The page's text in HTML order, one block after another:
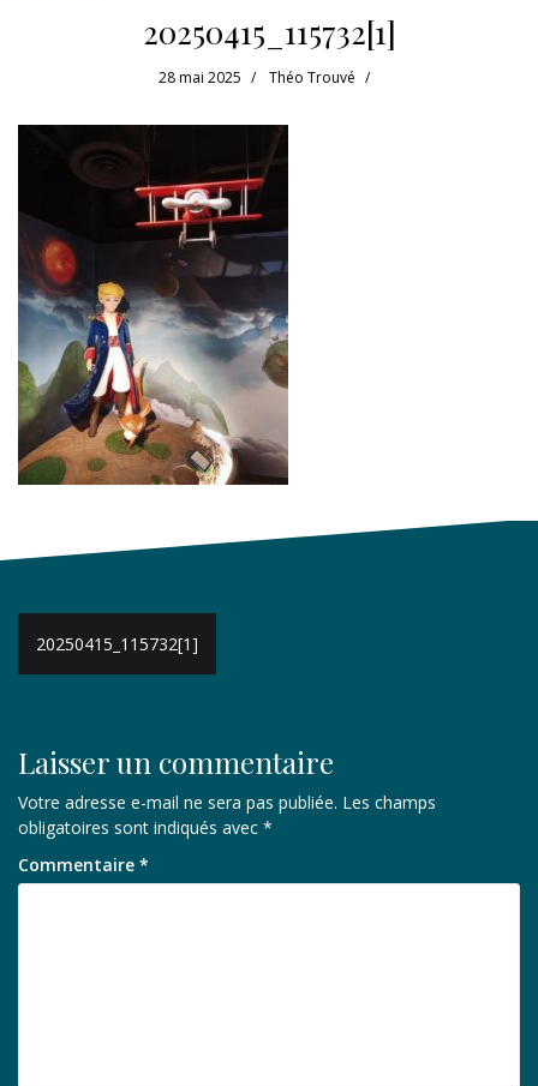
20250415_115732[1]
28 mai 2025 Théo Trouvé
Navigation
de
20250415_115732[1]
Laisser un commentaire
Votre adresse e-mail ne sera pas publiée. Les champs
obligatoires sont indiqués avec *
Commentaire *